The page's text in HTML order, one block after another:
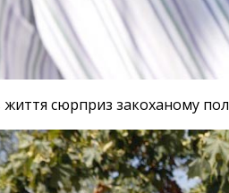
сюрприз закоханому